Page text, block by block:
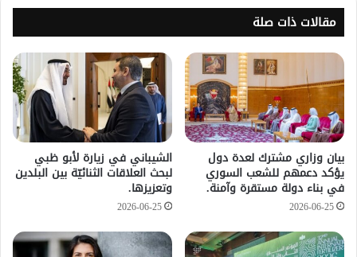
مقالات ذات صلة
بيان وزاري مشترك لعدة دول
يؤكد دعمهم للشعب السوري
في بناء دولة مستقرة وآمنة.
2026-06-25
الشيباني في زيارة لأبو ظبي
لبحث العلاقات الثنائيّة بين البلدين
وتعزيزها.
2026-06-25